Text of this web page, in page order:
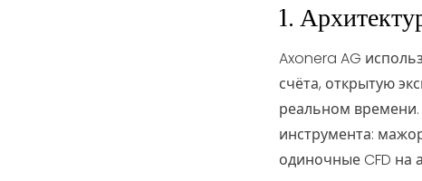
1.
Axonera AG
счёта, открытую
реальном времени.
инструмента:
одиночные CFD на